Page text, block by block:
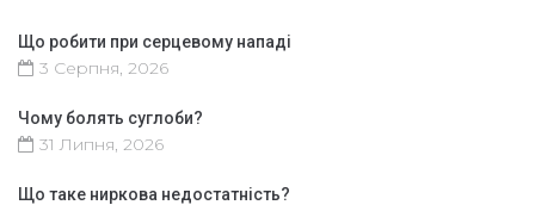
Що робити при серцевому нападі
3 Серпня, 2026
Чому болять суглоби?
31 Липня, 2026
Що таке ниркова недостатність?